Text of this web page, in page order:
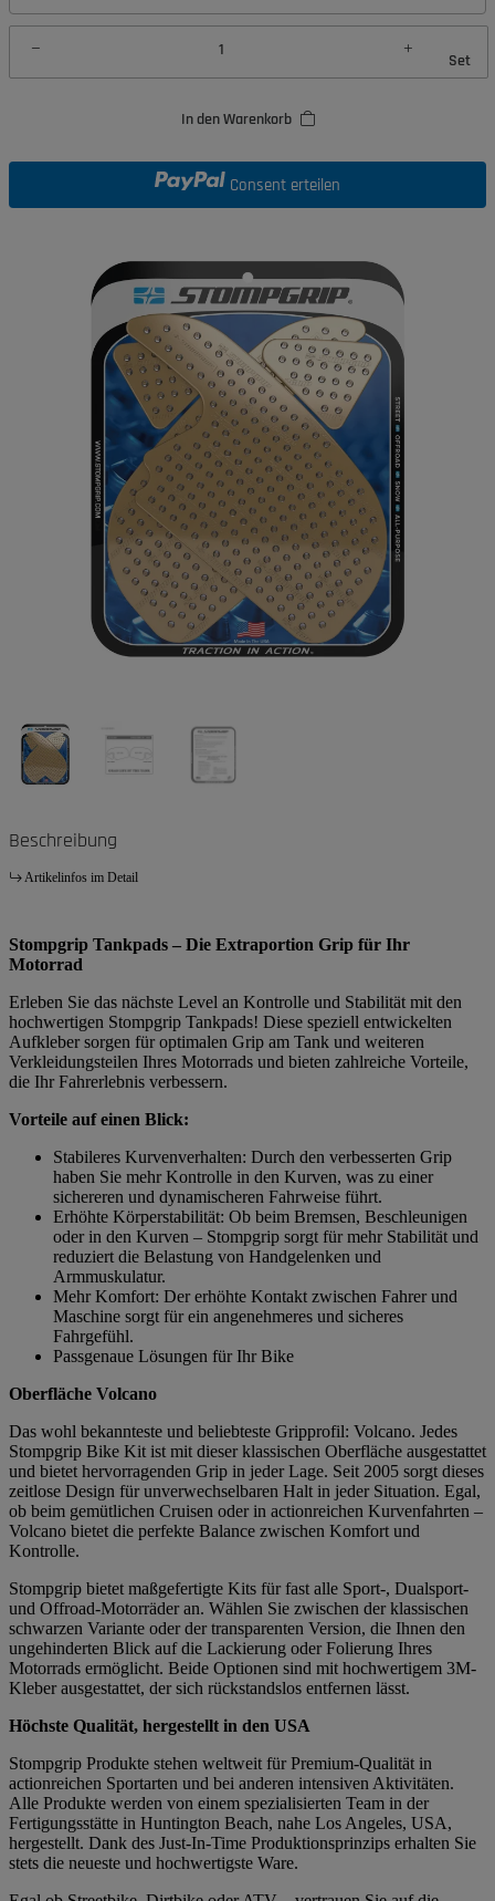
Set
In den Warenkorb
Consent erteilen
Beschreibung
Artikelinfos im Detail
Stompgrip Tankpads – Die Extraportion Grip für Ihr
Motorrad
Erleben Sie das nächste Level an Kontrolle und Stabilität mit den
hochwertigen Stompgrip Tankpads! Diese speziell entwickelten
Aufkleber sorgen für optimalen Grip am Tank und weiteren
Verkleidungsteilen Ihres Motorrads und bieten zahlreiche Vorteile,
die Ihr Fahrerlebnis verbessern.
Vorteile auf einen Blick:
Stabileres Kurvenverhalten: Durch den verbesserten Grip
haben Sie mehr Kontrolle in den Kurven, was zu einer
sichereren und dynamischeren Fahrweise führt.
Erhöhte Körperstabilität: Ob beim Bremsen, Beschleunigen
oder in den Kurven – Stompgrip sorgt für mehr Stabilität und
reduziert die Belastung von Handgelenken und
Armmuskulatur.
Mehr Komfort: Der erhöhte Kontakt zwischen Fahrer und
Maschine sorgt für ein angenehmeres und sicheres
Fahrgefühl.
Passgenaue Lösungen für Ihr Bike
Oberfläche Volcano
Das wohl bekannteste und beliebteste Gripprofil: Volcano. Jedes
Stompgrip Bike Kit ist mit dieser klassischen Oberfläche ausgestattet
und bietet hervorragenden Grip in jeder Lage. Seit 2005 sorgt dieses
zeitlose Design für unverwechselbaren Halt in jeder Situation. Egal,
ob beim gemütlichen Cruisen oder in actionreichen Kurvenfahrten –
Volcano bietet die perfekte Balance zwischen Komfort und
Kontrolle.
Stompgrip bietet maßgefertigte Kits für fast alle Sport-, Dualsport-
und Offroad-Motorräder an. Wählen Sie zwischen der klassischen
schwarzen Variante oder der transparenten Version, die Ihnen den
ungehinderten Blick auf die Lackierung oder Folierung Ihres
Motorrads ermöglicht. Beide Optionen sind mit hochwertigem 3M-
Kleber ausgestattet, der sich rückstandslos entfernen lässt.
Höchste Qualität, hergestellt in den USA
Stompgrip Produkte stehen weltweit für Premium-Qualität in
actionreichen Sportarten und bei anderen intensiven Aktivitäten.
Alle Produkte werden von einem spezialisierten Team in der
Fertigungsstätte in Huntington Beach, nahe Los Angeles, USA,
hergestellt. Dank des Just-In-Time Produktionsprinzips erhalten Sie
stets die neueste und hochwertigste Ware.